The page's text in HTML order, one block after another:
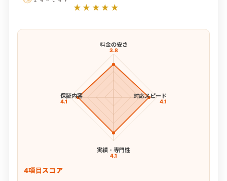
★★★★★
料金の安さ
3.8
対応スピード
4.1
実績・専門性
4.1
保証内容
4.1
4項目スコア